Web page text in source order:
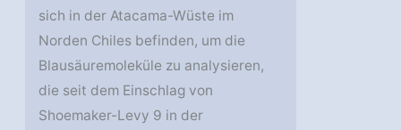
sich in der Atacama-Wüste im
Norden Chiles befinden, um die
Blausäuremoleküle zu analysieren,
die seit dem Einschlag von
Shoemaker-Levy 9 in der